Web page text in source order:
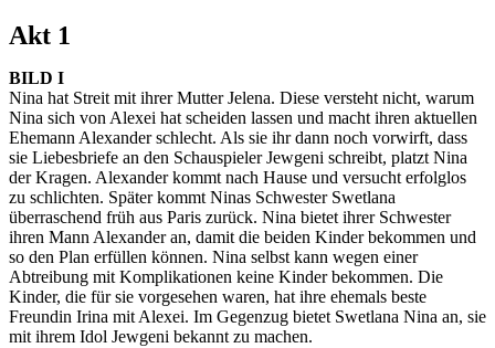
Akt 1
BILD I
Nina hat Streit mit ihrer Mutter Jelena. Diese versteht nicht, warum
Nina sich von Alexei hat scheiden lassen und macht ihren aktuellen
Ehemann Alexander schlecht. Als sie ihr dann noch vorwirft, dass
sie Liebesbriefe an den Schauspieler Jewgeni schreibt, platzt Nina
der Kragen. Alexander kommt nach Hause und versucht erfolglos
zu schlichten. Später kommt Ninas Schwester Swetlana
überraschend früh aus Paris zurück. Nina bietet ihrer Schwester
ihren Mann Alexander an, damit die beiden Kinder bekommen und
so den Plan erfüllen können. Nina selbst kann wegen einer
Abtreibung mit Komplikationen keine Kinder bekommen. Die
Kinder, die für sie vorgesehen waren, hat ihre ehemals beste
Freundin Irina mit Alexei. Im Gegenzug bietet Swetlana Nina an, sie
mit ihrem Idol Jewgeni bekannt zu machen.